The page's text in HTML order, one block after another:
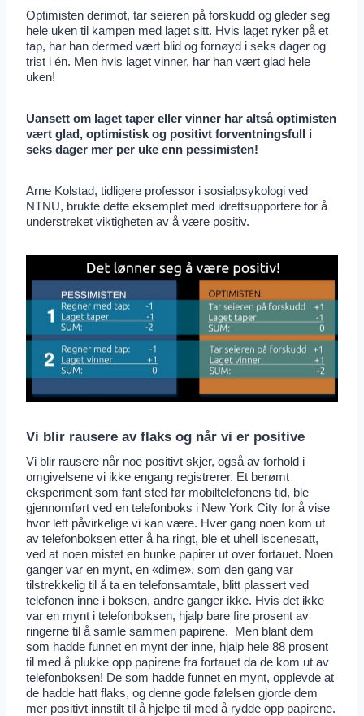
Optimisten derimot, tar seieren på forskudd og gleder seg
hele uken til kampen med laget sitt. Hvis laget ryker på et
tap, har han dermed vært blid og fornøyd i seks dager og
trist i én. Men hvis laget vinner, har han vært glad hele
uken!
Uansett om laget taper eller vinner har altså optimisten
vært glad, optimistisk og positivt forventningsfull i
seks dager mer per uke enn pessimisten!
Arne Kolstad, tidligere professor i sosialpsykologi ved
NTNU, brukte dette eksemplet med idrettsupportere for å
understreket viktigheten av å være positiv.
Vi blir rausere av flaks og når vi er positive
Vi blir rausere når noe positivt skjer, også av forhold i
omgivelsene vi ikke engang registrerer. Et berømt
eksperiment som fant sted før mobiltelefonens tid, ble
gjennomført ved en telefonboks i New York City for å vise
hvor lett påvirkelige vi kan være. Hver gang noen kom ut
av telefonboksen etter å ha ringt, ble et uhell iscenesatt,
ved at noen mistet en bunke papirer ut over fortauet. Noen
ganger var en mynt, en «dime», som den gang var
tilstrekkelig til å ta en telefonsamtale, blitt plassert ved
telefonen inne i boksen, andre ganger ikke. Hvis det ikke
var en mynt i telefonboksen, hjalp bare fire prosent av
ringerne til å samle sammen papirene. Men blant dem
som hadde funnet en mynt der inne, hjalp hele 88 prosent
til med å plukke opp papirene fra fortauet da de kom ut av
telefonboksen! De som hadde funnet en mynt, opplevde at
de hadde hatt flaks, og denne gode følelsen gjorde dem
mer positivt innstilt til å hjelpe til med å rydde opp papirene.